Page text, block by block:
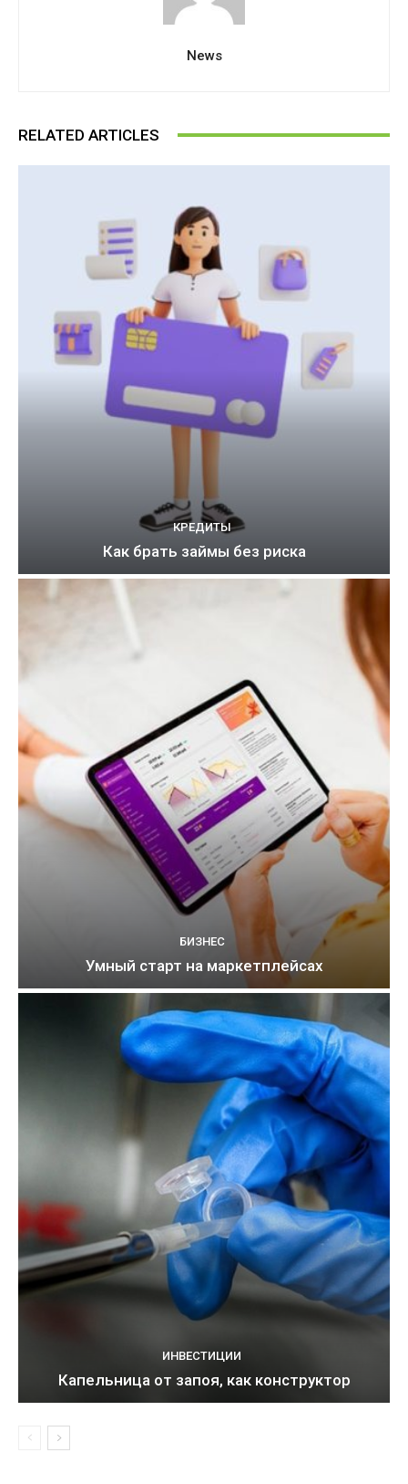
News
RELATED ARTICLES
КРЕДИТЫ
Как брать займы без риска
БИЗНЕС
Умный старт на маркетплейсах
ИНВЕСТИЦИИ
Капельница от запоя, как конструктор